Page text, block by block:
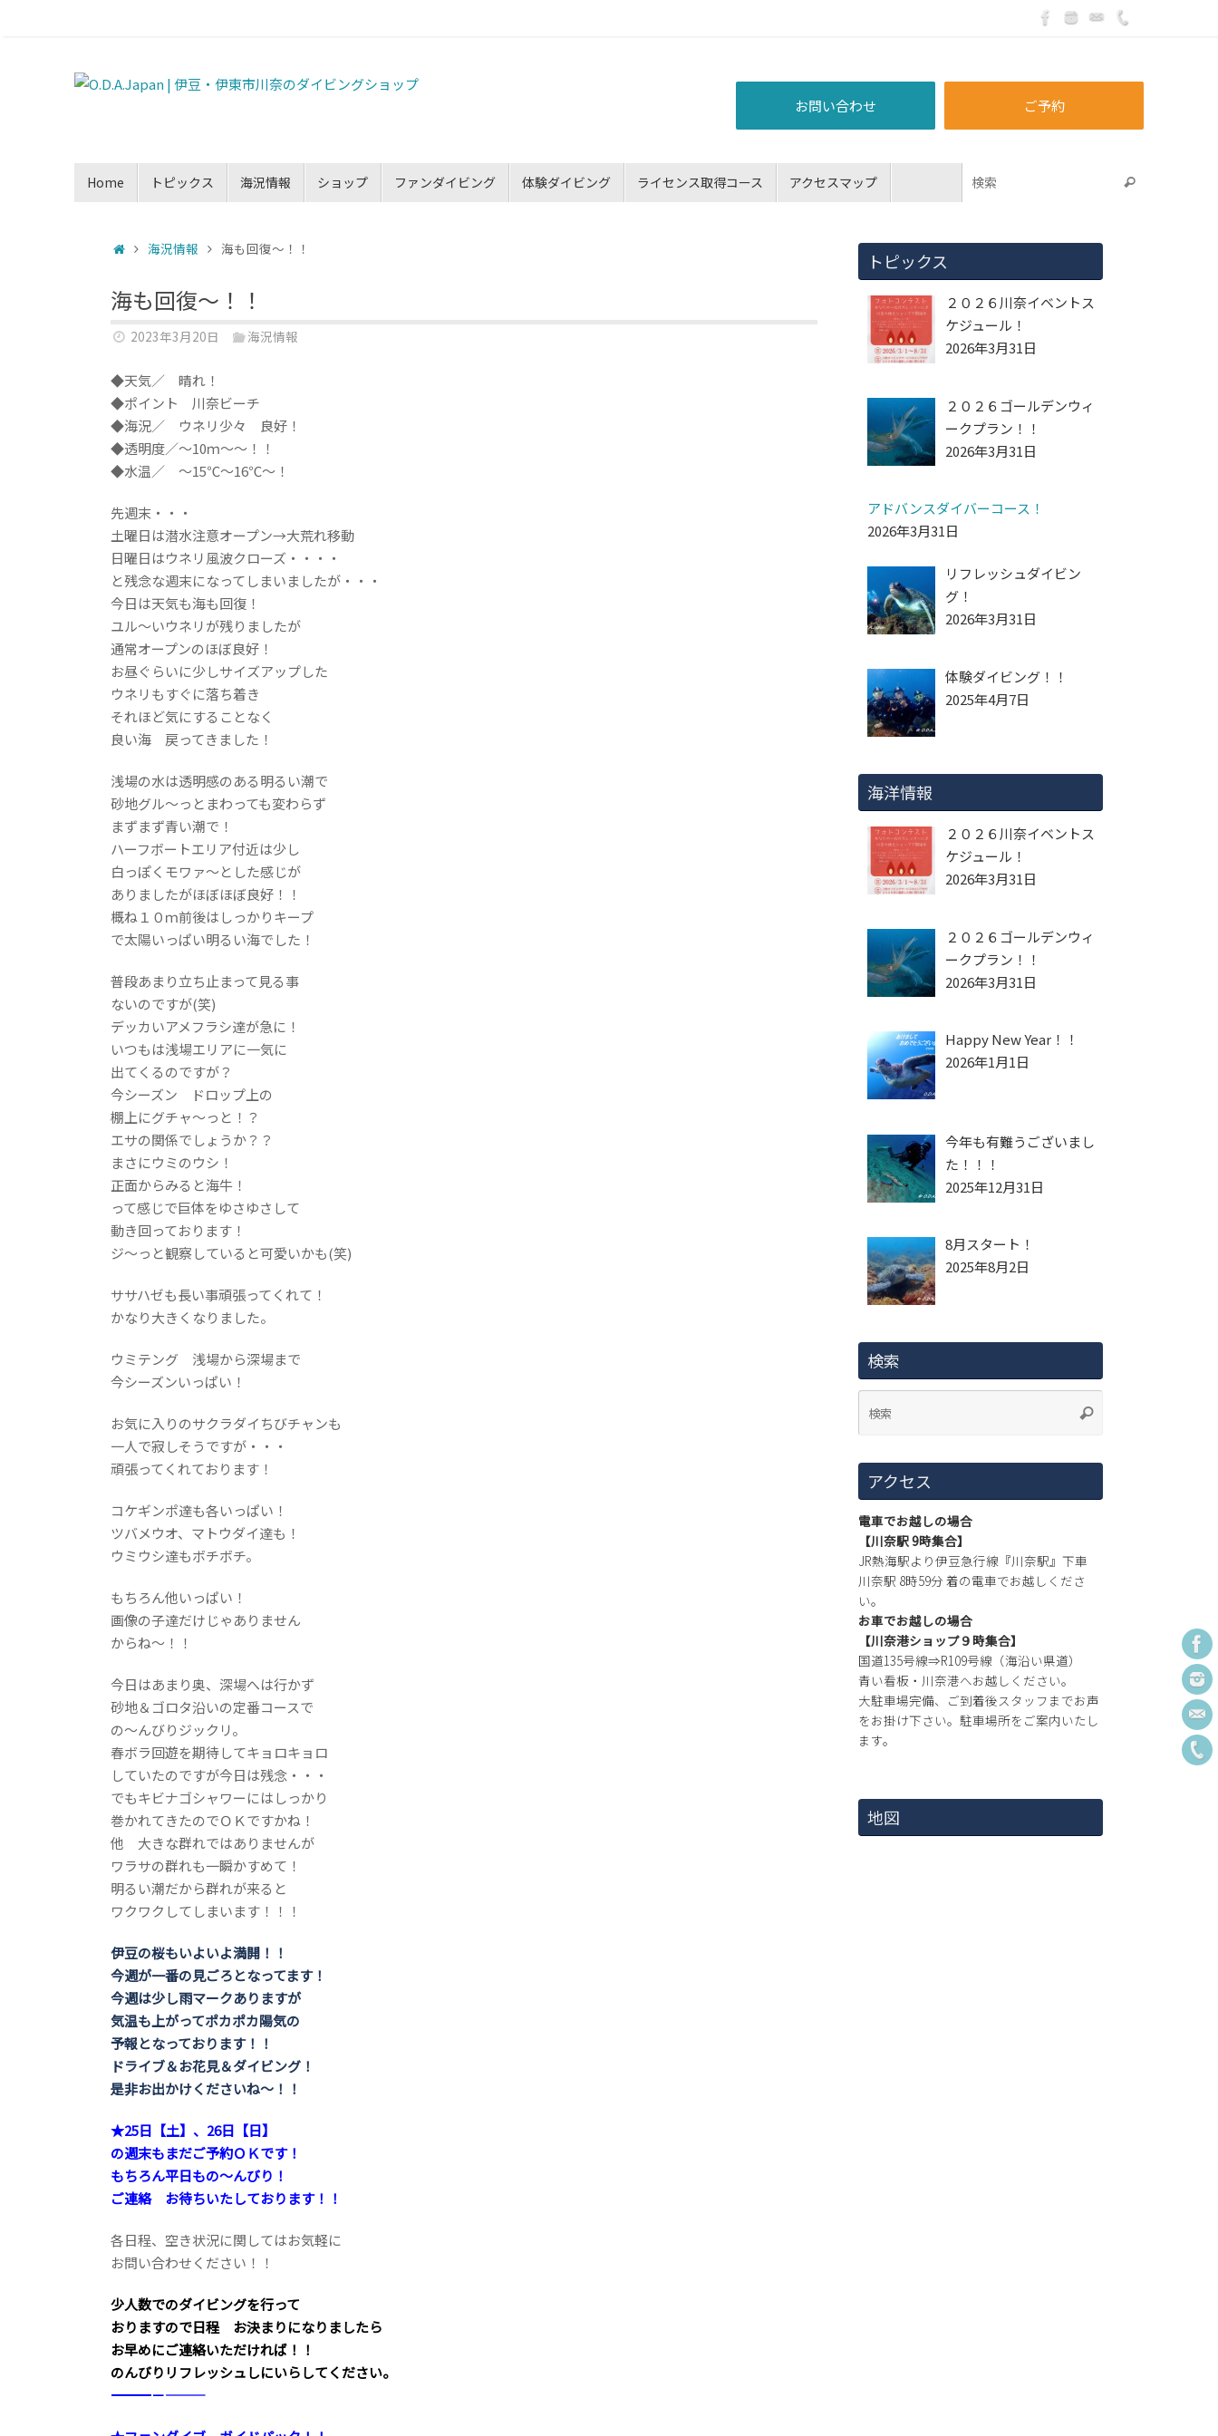
ご予約
お問い合わせ
Home トピックス 海況情報 ショップ ファンダイビング 体験ダイビング ライセンス取得コース アクセスマップ
海況情報 海も回復～！！
海も回復～！！
2023年3月20日 海況情報
◆天気／ 晴れ！
◆ポイント 川奈ビーチ
◆海況／ ウネリ少々 良好！
◆透明度／～10ｍ～～！！
◆水温／ ～15℃～16℃～！
先週末・・・
土曜日は潜水注意オープン→大荒れ移動
日曜日はウネリ風波クローズ・・・・
と残念な週末になってしまいましたが・・・
今日は天気も海も回復！
ユル～いウネリが残りましたが
通常オープンのほぼ良好！
お昼ぐらいに少しサイズアップした
ウネリもすぐに落ち着き
それほど気にすることなく
良い海 戻ってきました！
浅場の水は透明感のある明るい潮で
砂地グル～っとまわっても変わらず
まずまず青い潮で！
ハーフボートエリア付近は少し
白っぽくモワァ～とした感じが
ありましたがほぼほぼ良好！！
概ね１０ｍ前後はしっかりキープ
で太陽いっぱい明るい海でした！
普段あまり立ち止まって見る事
ないのですが(笑)
デッカいアメフラシ達が急に！
いつもは浅場エリアに一気に
出てくるのですが？
今シーズン ドロップ上の
棚上にグチャ～っと！？
エサの関係でしょうか？？
まさにウミのウシ！
正面からみると海牛！
って感じで巨体をゆさゆさして
動き回っております！
ジ～っと観察していると可愛いかも(笑)
ササハゼも長い事頑張ってくれて！
かなり大きくなりました。
ウミテング 浅場から深場まで
今シーズンいっぱい！
お気に入りのサクラダイちびチャンも
一人で寂しそうですが・・・
頑張ってくれております！
コケギンポ達も各いっぱい！
ツバメウオ、マトウダイ達も！
ウミウシ達もボチボチ。
もちろん他いっぱい！
画像の子達だけじゃありません
からね～！！
今日はあまり奥、深場へは行かず
砂地＆ゴロタ沿いの定番コースで
の～んびりジックリ。
春ボラ回遊を期待してキョロキョロ
していたのですが今日は残念・・・
でもキビナゴシャワーにはしっかり
巻かれてきたのでＯＫですかね！
他 大きな群れではありませんが
ワラサの群れも一瞬かすめて！
明るい潮だから群れが来ると
ワクワクしてしまいます！！！
伊豆の桜もいよいよ満開！！
今週が一番の見ごろとなってます！
今週は少し雨マークありますが
気温も上がってポカポカ陽気の
予報となっております！！
ドライブ＆お花見＆ダイビング！
是非お出かけくださいね～！！
★25日【土】、26日【日】
の週末もまだご予約ＯＫです！
もちろん平日もの～んびり！
ご連絡 お待ちいたしております！！
各日程、空き状況に関してはお気軽に
お問い合わせください！！
少人数でのダイビングを行って
おりますので日程 お決まりになりましたら
お早めにご連絡いただければ！！
のんびりリフレッシュしにいらしてください。
――――――――――――――――――――－－―――
トピックス
２０２６川奈イベントス
ケジュール！
2026年3月31日
２０２６ゴールデンウィ
ークプラン！！
2026年3月31日
アドバンスダイバーコース！
2026年3月31日
リフレッシュダイビン
グ！
2026年3月31日
体験ダイビング！！
2025年4月7日
海洋情報
２０２６川奈イベントス
ケジュール！
2026年3月31日
２０２６ゴールデンウィ
ークプラン！！
2026年3月31日
Happy New Year！！
2026年1月1日
今年も有難うございまし
た！！！
2025年12月31日
8月スタート！
2025年8月2日
検索
アクセス
電車でお越しの場合
【川奈駅 9時集合】
JR熱海駅より伊豆急行線『川奈駅』下車
川奈駅 8時59分 着の電車でお越しくださ
い。
お車でお越しの場合
【川奈港ショップ９時集合】
国道135号線⇒R109号線（海沿い県道）
青い看板・川奈港へお越しください。
大駐車場完備、ご到着後スタッフまでお声
をお掛け下さい。駐車場所をご案内いたし
ます。
地図